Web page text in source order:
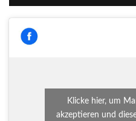
Klicke hier, um
akzeptieren und